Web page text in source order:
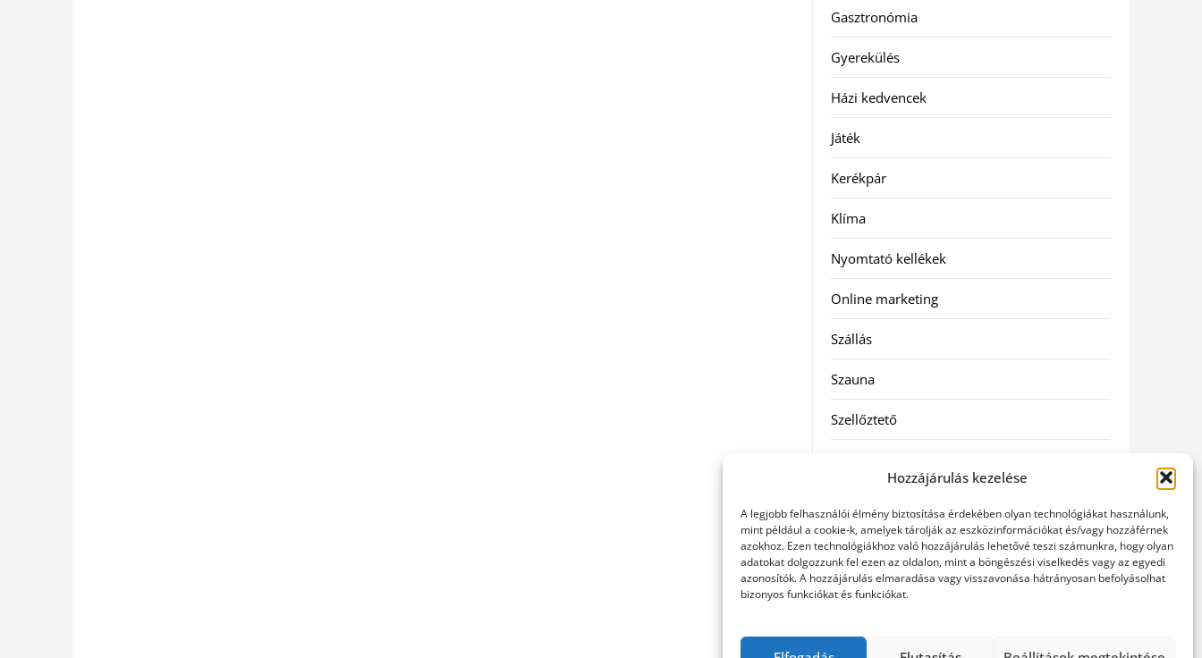
Hozzájárulás kezelése
A legjobb felhasználói élmény biztosítása érdekében olyan technológiákat használunk,
mint például a cookie-k, amelyek tárolják az eszközinformációkat és/vagy hozzáférnek
azokhoz. Ezen technológiákhoz való hozzájárulás lehetővé teszi számunkra, hogy olyan
adatokat dolgozzunk fel ezen az oldalon, mint a böngészési viselkedés vagy az egyedi
azonosítók. A hozzájárulás elmaradása vagy visszavonása hátrányosan befolyásolhat
bizonyos funkciókat és funkciókat.
Gasztronómia
Gyerekülés
Házi kedvencek
Játék
Kerékpár
Klíma
Nyomtató kellékek
Online marketing
Szállás
Szauna
Szellőztető
Utazás
Vásárlás